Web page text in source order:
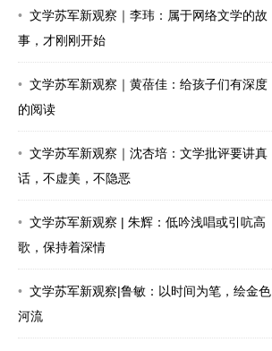
文学苏军新观察｜李玮：属于网络文学的故
事，才刚刚开始
文学苏军新观察｜黄蓓佳：给孩子们有深度
的阅读
文学苏军新观察｜沈杏培：文学批评要讲真
话，不虚美，不隐恶
文学苏军新观察 | 朱辉：低吟浅唱或引吭高
歌，保持着深情
文学苏军新观察|鲁敏：以时间为笔，绘金色
河流